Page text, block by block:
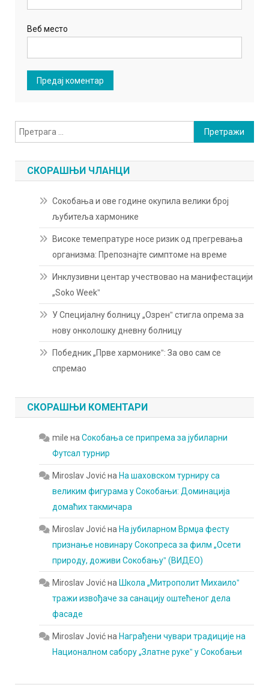
Веб место
Претрага
за:
СКОРАШЊИ ЧЛАНЦИ
Сокобања и ове године окупила велики број
љубитеља хармонике
Високе темепратуре носе ризик од прегревања
организма: Препознајте симптоме на време
Инклузивни центар учествовао на манифестацији
„Soko Weekˮ
У Специјалну болницу „Озренˮ стигла опрема за
нову онколошку дневну болницу
Победник „Прве хармоникеˮ: За ово сам се
спремао
СКОРАШЊИ КОМЕНТАРИ
mile наСокобања се припрема за јубиларни
Футсал турнир
Miroslav Jovićна На шаховском турниру са
великим фигурама у Сокобањи: Доминација
домаћих такмичара
Miroslav Jovićна На јубиларном Врмџа фесту
признање новинару Сокопреса за филм „Осети
природу, доживи Сокобањуˮ (ВИДЕО)
Miroslav Jovićна Школа „Митрополит Михаилоˮ
тражи извођаче за санацију оштећеног дела
фасаде
Miroslav Jovićна Награђени чувари традиције на
Националном сабору „Златне рукеˮ у Сокобањи